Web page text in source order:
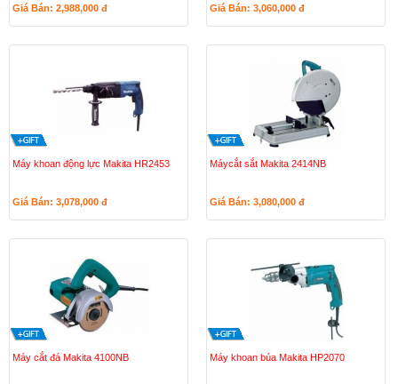
Giá Bán: 2,988,000 đ Giá Bán: 3,060,000 đ
Máy khoan động lực Makita HR2453
Giá Bán: 3,078,000 đ
Máycắt sắt Makita 2414NB
Giá Bán: 3,080,000 đ
Máy cắt đá Makita 4100NB Máy khoan búa Makita HP2070